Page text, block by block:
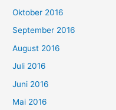
Oktober 2016
September 2016
August 2016
Juli 2016
Juni 2016
Mai 2016